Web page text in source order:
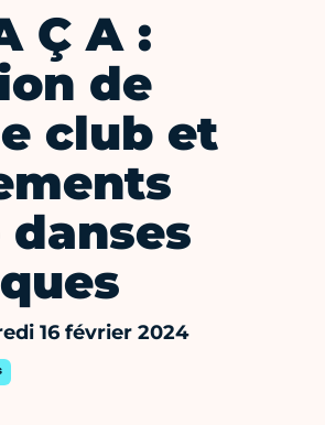
Ç A :
de
club et
16 février 2024